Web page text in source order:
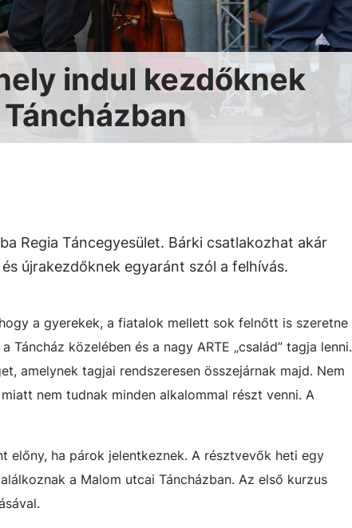
indul kezdőknek
Regia Táncegyesület. Bárki csatlakozhat akár
újrakezdőknek egyaránt szól a felhívás.
a gyerekek, a fiatalok mellett sok felnőtt is szeretne
közelében és a nagy ARTE „család” tagja lenni.
amelynek tagjai rendszeresen összejárnak majd. Nem
nem tudnak minden alkalommal részt venni. A
előny, ha párok jelentkeznek. A résztvevők heti egy
a Malom utcai Táncházban. Az első kurzus